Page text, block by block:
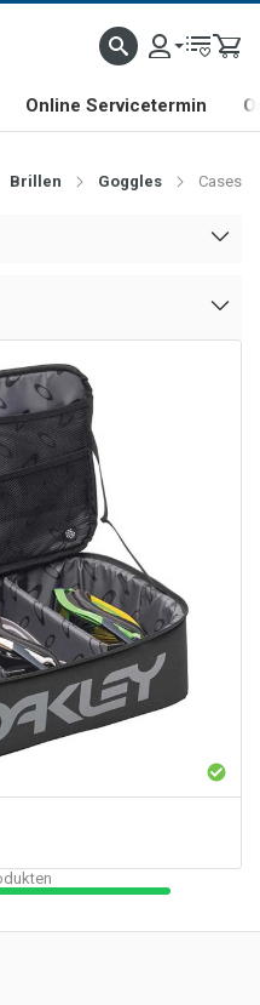
FIRMA SHOP & SHOWROOM IN
Online Servicetermin
Brillen Goggles Cases